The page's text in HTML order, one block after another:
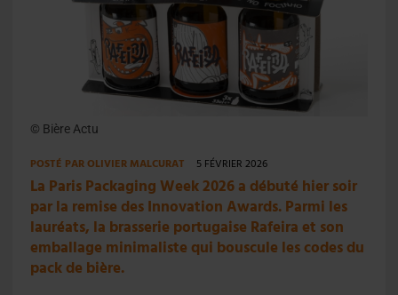
© Bière Actu
POSTÉ PAROLIVIER MALCURAT 5 FÉVRIER 2026
La Paris Packaging Week 2026 a débuté hier soir
par la remise des Innovation Awards. Parmi les
lauréats, la brasserie portugaise Rafeira et son
emballage minimaliste qui bouscule les codes du
pack de bière.